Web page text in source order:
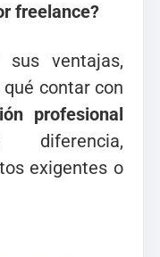
freelance?
sus ventajas,
contar con
profesional
exigentes o